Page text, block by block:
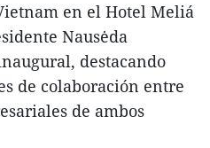
en el Hotel Meliá
Nausėda
destacando
de colaboración entre
de ambos